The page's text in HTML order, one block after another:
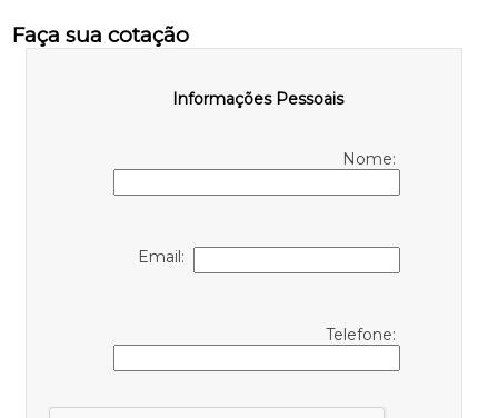
Faça sua cotação
Informações Pessoais
Nome:
Email:
Telefone: